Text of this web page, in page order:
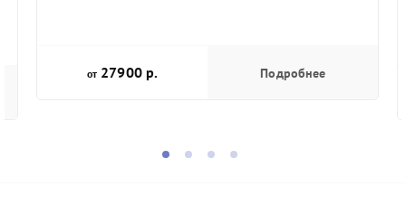
от 27900 р. Подробнее